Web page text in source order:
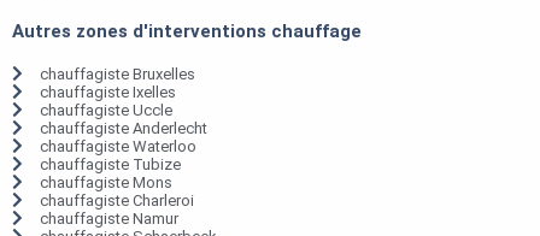
Autres zones d'interventions chauffage
chauffagiste Bruxelles
chauffagiste Ixelles
chauffagiste Uccle
chauffagiste Anderlecht
chauffagiste Waterloo
chauffagiste Tubize
chauffagiste Mons
chauffagiste Charleroi
chauffagiste Namur